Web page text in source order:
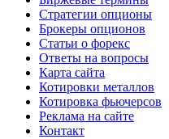
Стратегии опционы
Брокеры опционов
Статьи о форекс
Ответы на вопросы
Карта сайта
Котировки металлов
Котировка фьючерсов
Реклама на сайте
Контакт